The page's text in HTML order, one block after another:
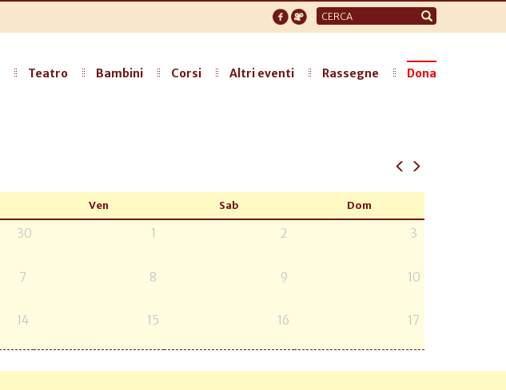
Form
di
Teatro Bambini Corsi Altri eventi Rassegne Dona
Ven Sab Dom
30 1 2 3
7 8 9 10
14 15 16 17